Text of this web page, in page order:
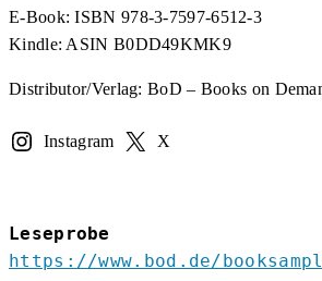
E-Book: ISBN 978-3-7597-6512-3
Kindle: ASIN B0DD49KMK9
Distributor/Verlag: BoD – Books on
Instagram X
Leseprobe
https://www.bod.de/